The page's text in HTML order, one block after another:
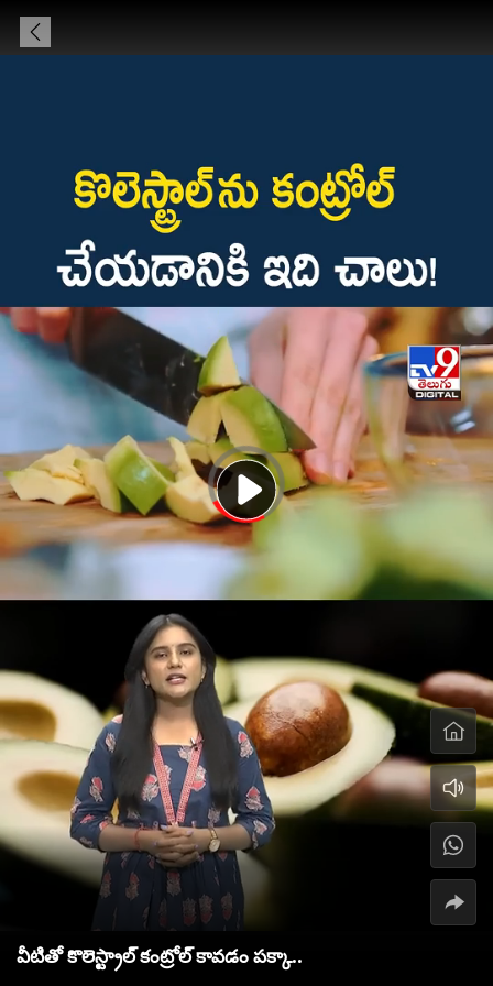
వీటితో కొలెస్ట్రాల్‌ కంట్రోల్ కావడం పక్కా..